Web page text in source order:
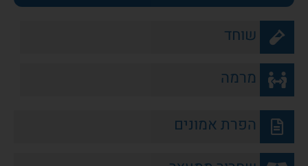
שוחד
מרמה
הפרת אמונים